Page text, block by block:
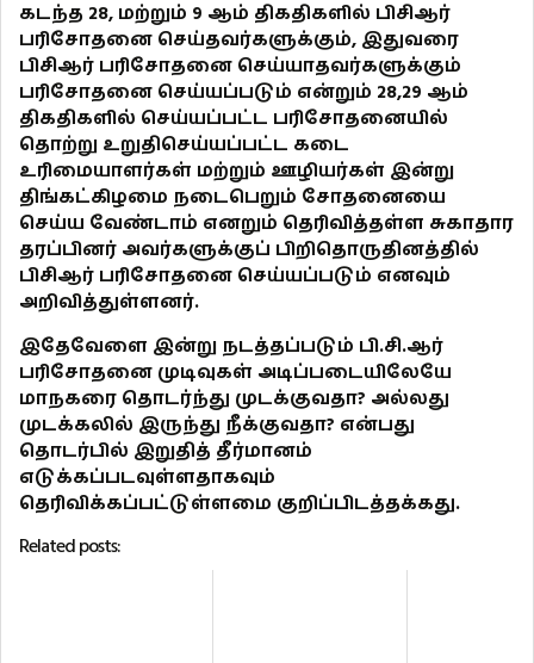
கடந்த 28, மற்றும் 9 ஆம் திகதிகளில் பிசிஆர்
பரிசோதனை செய்தவர்களுக்கும், இதுவரை
பிசிஆர் பரிசோதனை செய்யாதவர்களுக்கும்
பரிசோதனை செய்யப்படும் என்றும் 28,29 ஆம்
திகதிகளில் செய்யப்பட்ட பரிசோதனையில்
தொற்று உறுதிசெய்யப்பட்ட கடை
உரிமையாளர்கள் மற்றும் ஊழியர்கள் இன்று
திங்கட்கிழமை நடைபெறும் சோதனையை
செய்ய வேண்டாம் எனறும் தெரிவித்தள்ள சுகாதார
தரப்பினர் அவர்களுக்குப் பிறிதொருதினத்தில்
பிசிஆர் பரிசோதனை செய்யப்படும் எனவும்
அறிவித்துள்ளனர்.
இதேவேளை இன்று நடத்தப்படும் பி.சி.ஆர்
பரிசோதனை முடிவுகள் அடிப்படையிலேயே
மாநகரை தொடர்ந்து முடக்குவதா? அல்லது
முடக்கலில் இருந்து நீக்குவதா? என்பது
தொடர்பில் இறுதித் தீர்மானம்
எடுக்கப்படவுள்ளதாகவும்
தெரிவிக்கப்பட்டுள்ளமை குறிப்பிடத்தக்கது.
Related posts: